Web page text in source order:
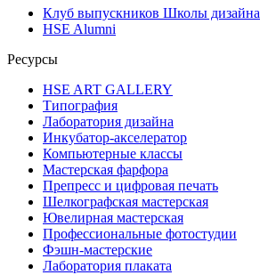
Клуб выпускников Школы дизайна
HSE Alumni
Ресурсы
HSE ART GALLERY
Типография
Лаборатория дизайна
Инкубатор-акселератор
Компьютерные классы
Мастерская фарфора
Препресс и цифровая печать
Шелкографская мастерская
Ювелирная мастерская
Профессиональные фотостудии
Фэшн-мастерские
Лаборатория плаката